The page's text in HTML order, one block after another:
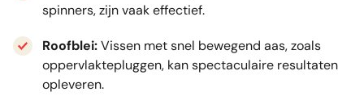
spinners, zijn vaak effectief.
Roofblei:Vissen met snel bewegend aas, zoals
oppervlaktepluggen, kan spectaculaire resultaten
opleveren.